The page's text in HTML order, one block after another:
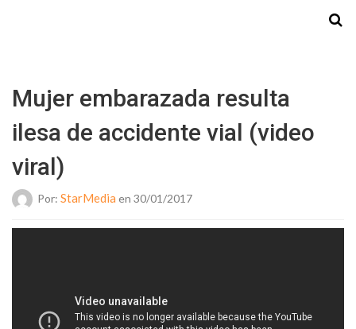
Mujer embarazada resulta
ilesa de accidente vial (video
viral)
Por: StarMedia en 30/01/2017